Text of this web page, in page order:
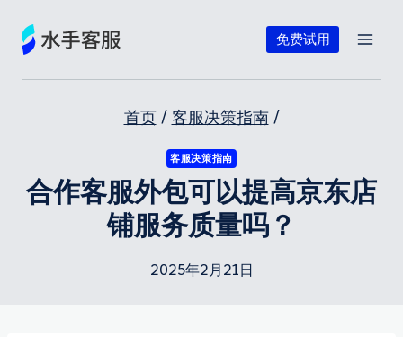
免费试用
首页 / 客服决策指南 /
客服决策指南
合作客服外包可以提高京东店
铺服务质量吗？
2025年2月21日